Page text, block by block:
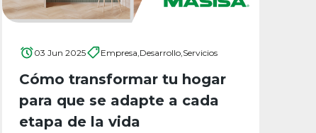
03 Jun 2025 Empresa, Desarrollo, Servicios
Cómo transformar tu hogar
para que se adapte a cada
etapa de la vida